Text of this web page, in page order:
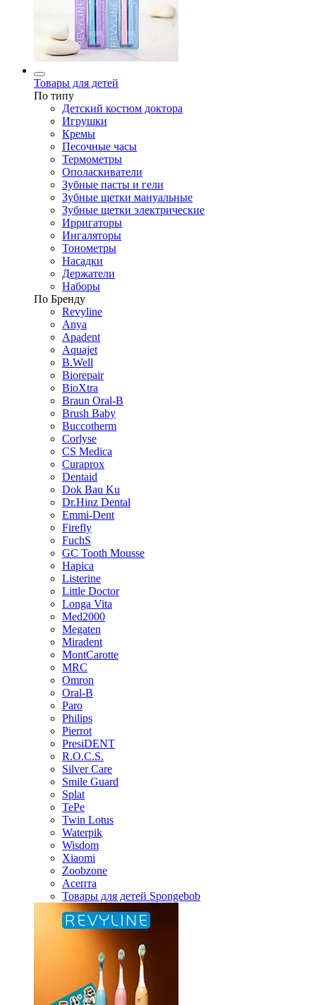
Товары для детей
По типу
Детский костюм доктора
Игрушки
Кремы
Песочные часы
Термометры
Ополаскиватели
Зубные пасты и гели
Зубные щетки мануальные
Зубные щетки электрические
Ирригаторы
Ингаляторы
Тонометры
Насадки
Держатели
Наборы
По Бренду
Revyline
Anya
Apadent
Aquajet
B.Well
Biorepair
BioXtra
Braun Oral-B
Brush Baby
Buccotherm
Corlyse
CS Medica
Curaprox
Dentaid
Dok Bau Ku
Dr.Hinz Dental
Emmi-Dent
Firefly
FuchS
GC Tooth Mousse
Hapica
Listerine
Little Doctor
Longa Vita
Med2000
Megaten
Miradent
MontCarotte
MRC
Omron
Oral-B
Paro
Philips
Pierrot
PresiDENT
R.O.C.S.
Silver Care
Smile Guard
Splat
TePe
Twin Lotus
Waterpik
Wisdom
Xiaomi
Zoobzone
Асепта
Товары для детей Spongebob